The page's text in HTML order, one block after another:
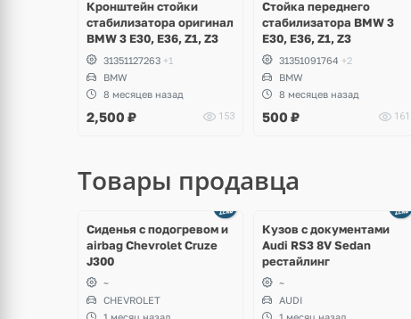
Кронштейн стойки
стабилизатора оригинал
BMW 3 E30, E36, Z1, Z3
31351127263 +1
BMW
8 месяцев назад
2,500 ₽ 153
Стойка переднего
стабилизатора BMW 3
E30, E36, Z1, Z3
31351091764 +2
BMW
8 месяцев назад
500 ₽ 161
Товары продавца
Сиденья с подогревом и
airbag Chevrolet Cruze
J300
~
CHEVROLET
1 месяц назад
Кузов с документами
Audi RS3 8V Sedan
рестайлинг
~
AUDI
1 месяц назад